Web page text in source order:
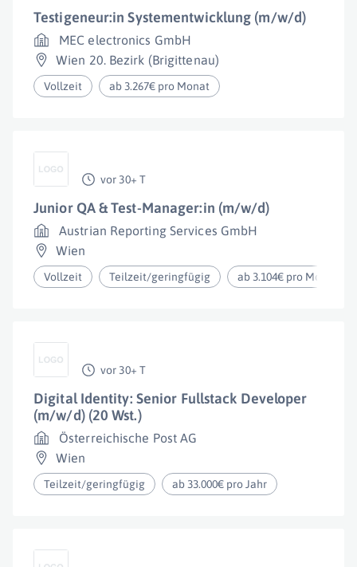
Testigeneur:in Systementwicklung (m/w/d)
MEC electronics GmbH
Wien 20. Bezirk (Brigittenau)
Vollzeit ab 3.267€ pro Monat
vor 30+ T
Junior QA & Test-Manager:in (m/w/d)
Austrian Reporting Services GmbH
Wien
Vollzeit Teilzeit/geringfügig ab 3.104€ pro Monat
vor 30+ T
Digital Identity: Senior Fullstack Developer
(m/w/d) (20 Wst.)
Österreichische Post AG
Wien
Teilzeit/geringfügig ab 33.000€ pro Jahr